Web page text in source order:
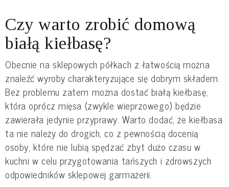
Czy warto zrobić domową
białą kiełbasę?
Obecnie na sklepowych półkach z łatwością można
znaleźć wyroby charakteryzujące się dobrym składem.
Bez problemu zatem można dostać białą kiełbasę,
która oprócz mięsa (zwykle wieprzowego) będzie
zawierała jedynie przyprawy. Warto dodać, że kiełbasa
ta nie należy do drogich, co z pewnością docenią
osoby, które nie lubią spędzać zbyt dużo czasu w
kuchni w celu przygotowania tańszych i zdrowszych
odpowiedników sklepowej garmażerii.